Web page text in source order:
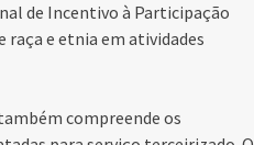
de Incentivo à Participação
e etnia em atividades
compreende os